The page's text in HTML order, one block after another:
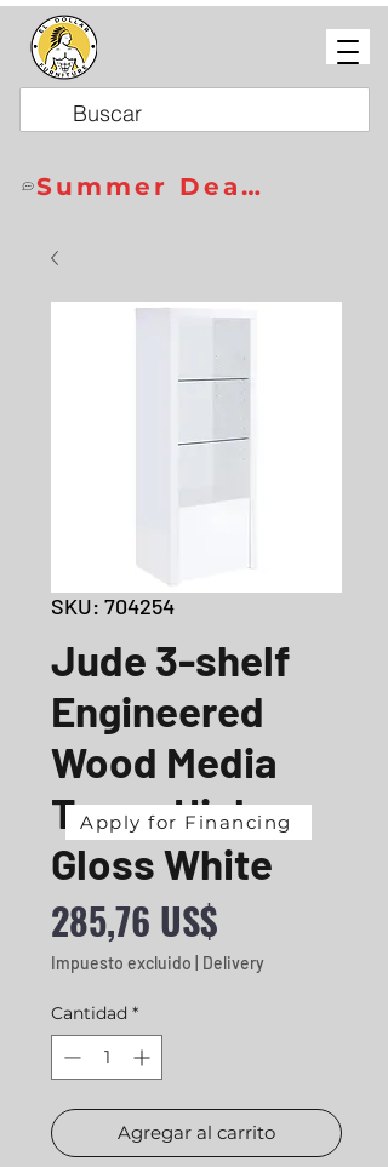
Summer Deals
SKU: 704254
Jude 3-shelf
Engineered
Wood Media
Tower High
Gloss White
285,76 US$
Impuesto excluido Delivery
Cantidad *
Agregar al carrito
Apply for Financing